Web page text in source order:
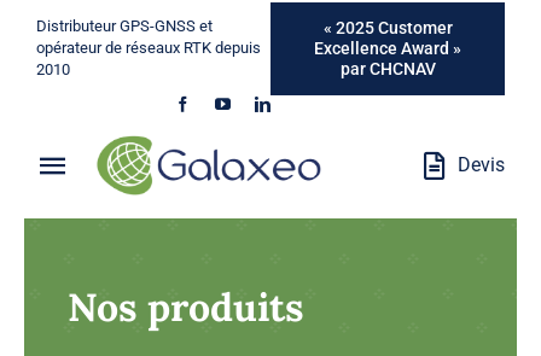
Passer
contenu
Distributeur GPS-GNSS et
opérateur de réseaux RTK depuis
2010
« 2025 Customer
Excellence Award »
par CHCNAV
Toggle
Navigation
Métiers
Devis
Nos produits